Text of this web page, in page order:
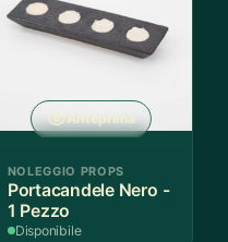
Anteprima
NOLEGGIO PROPS
Portacandele Nero -
1 Pezzo
Disponibile